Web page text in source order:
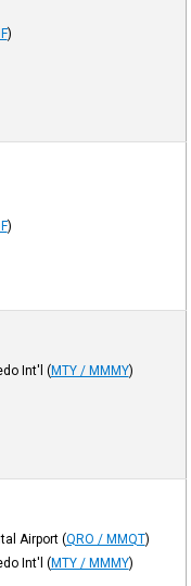
)
)
Int'l (MTY / MMMY)
Airport (QRO / MMQT)
Int'l (MTY / MMMY)